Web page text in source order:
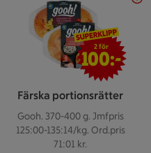
Färska portionsrätter
Gooh. 370-400 g. Jmfpris
125:00-135:14/kg. Ord.pris
71:01 kr.
2 för 100 kr
2 för
100:-